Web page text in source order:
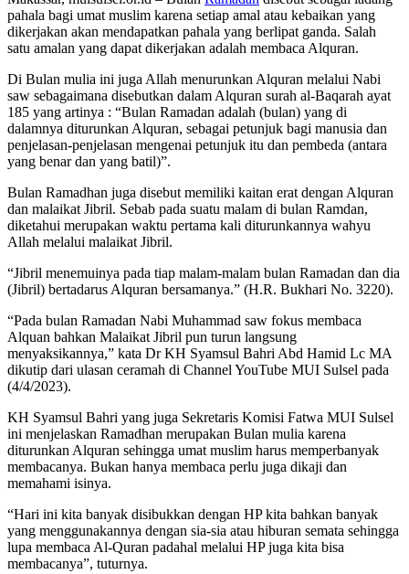
pahala bagi umat muslim karena setiap amal atau kebaikan yang
dikerjakan akan mendapatkan pahala yang berlipat ganda. Salah
satu amalan yang dapat dikerjakan adalah membaca Alquran.
Di Bulan mulia ini juga Allah menurunkan Alquran melalui Nabi
saw sebagaimana disebutkan dalam Alquran surah al-Baqarah ayat
185 yang artinya : “Bulan Ramadan adalah (bulan) yang di
dalamnya diturunkan Alquran, sebagai petunjuk bagi manusia dan
penjelasan-penjelasan mengenai petunjuk itu dan pembeda (antara
yang benar dan yang batil)”.
Bulan Ramadhan juga disebut memiliki kaitan erat dengan Alquran
dan malaikat Jibril. Sebab pada suatu malam di bulan Ramdan,
diketahui merupakan waktu pertama kali diturunkannya wahyu
Allah melalui malaikat Jibril.
“Jibril menemuinya pada tiap malam-malam bulan Ramadan dan dia
(Jibril) bertadarus Alquran bersamanya.” (H.R. Bukhari No. 3220).
“Pada bulan Ramadan Nabi Muhammad saw fokus membaca
Alquan bahkan Malaikat Jibril pun turun langsung
menyaksikannya,” kata Dr KH Syamsul Bahri Abd Hamid Lc MA
dikutip dari ulasan ceramah di Channel YouTube MUI Sulsel pada
(4/4/2023).
KH Syamsul Bahri yang juga Sekretaris Komisi Fatwa MUI Sulsel
ini menjelaskan Ramadhan merupakan Bulan mulia karena
diturunkan Alquran sehingga umat muslim harus memperbanyak
membacanya. Bukan hanya membaca perlu juga dikaji dan
memahami isinya.
“Hari ini kita banyak disibukkan dengan HP kita bahkan banyak
yang menggunakannya dengan sia-sia atau hiburan semata sehingga
lupa membaca Al-Quran padahal melalui HP juga kita bisa
membacanya”, tuturnya.